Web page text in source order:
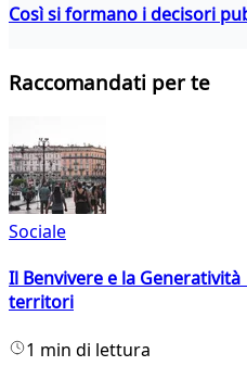
Così si formano i decisori
Raccomandati per te
Sociale
Il Benvivere e la
territori
1 min di lettura